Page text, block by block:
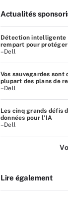
Actualités
Détection intelligente
rempart pour protéger
–Dell
Vos sauvegardes sont
plupart des plans de
–Dell
Les cinq grands défis
données pour l’IA
–Dell
Lire également